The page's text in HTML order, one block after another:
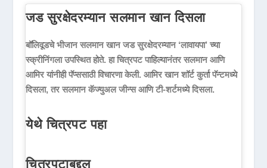
जड सुरक्षेदरम्यान सलमान खान दिसला
बॉलिवूडचे भीजान सलमान खान जड सुरक्षेदरम्यान ‘लावायपा’ च्या
स्क्रीनिंगला उपस्थित होते. हा चित्रपट पाहिल्यानंतर सलमान आणि
आमिर यांनीही पॅप्ससाठी विचारणा केली. आमिर खान शॉर्ट कुर्ता पॅन्टमध्ये
दिसला, तर सलमान कॅज्युअल जीन्स आणि टी-शर्टमध्ये दिसला.
येथे चित्रपट पहा
चित्रपटाबद्दल